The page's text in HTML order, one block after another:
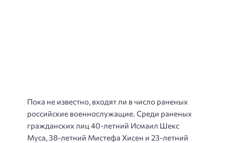
Пока не известно, входят ли в число раненых
российские военнослужащие. Среди раненых
гражданских лиц 40-летний Исмаил Шекс
Муса, 38-летний Мистефа Хисен и 23-летний